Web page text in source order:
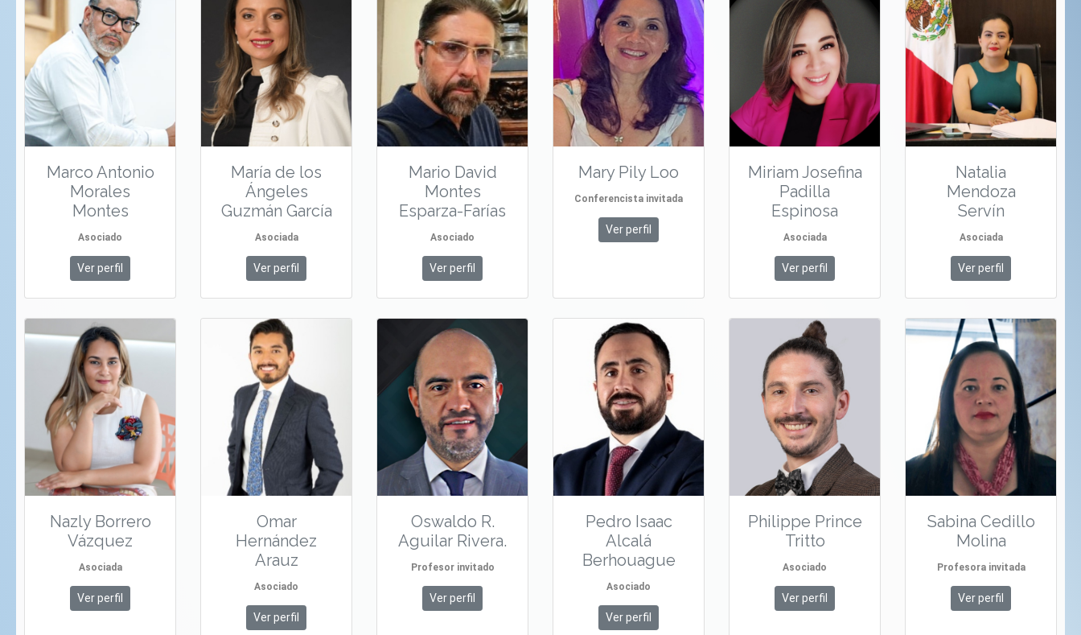
Marco Antonio
Morales
Montes
Asociado
Ver perfil
María de los
Ángeles
Guzmán García
Asociada
Ver perfil
Mario David
Montes
Esparza-Farías
Asociado
Ver perfil
Mary Pily Loo
Conferencista invitada
Ver perfil
Miriam Josefina
Padilla
Espinosa
Asociada
Ver perfil
Natalia
Mendoza
Servín
Asociada
Ver perfil
Nazly Borrero
Vázquez
Asociada
Ver perfil
Omar
Hernández
Arauz
Asociado
Ver perfil
Oswaldo R.
Aguilar Rivera.
Profesor invitado
Ver perfil
Pedro Isaac
Alcalá
Berhouague
Asociado
Ver perfil
Philippe Prince
Tritto
Asociado
Ver perfil
Sabina Cedillo
Molina
Profesora invitada
Ver perfil